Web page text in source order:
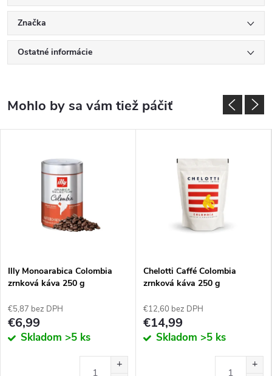
Značka
Ostatné informácie
Illy Monoarabica Colombia
zrnková káva 250 g
€5,87 bez DPH
€6,99
Skladom >5 ks
Chelotti Caffé Colombia
zrnková káva 250 g
€12,60 bez DPH
€14,99
Skladom >5 ks